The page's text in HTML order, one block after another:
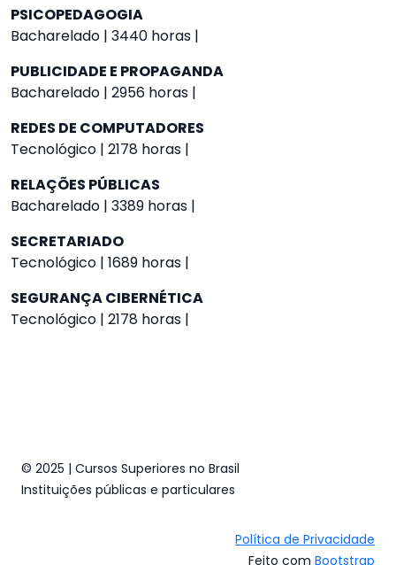
PSICOPEDAGOGIA
Bacharelado | 3440 horas |
PUBLICIDADE E PROPAGANDA
Bacharelado | 2956 horas |
REDES DE COMPUTADORES
Tecnológico | 2178 horas |
RELAÇÕES PÚBLICAS
Bacharelado | 3389 horas |
SECRETARIADO
Tecnológico | 1689 horas |
SEGURANÇA CIBERNÉTICA
Tecnológico | 2178 horas |
© 2025 | Cursos Superiores no Brasil
Instituições públicas e particulares
Política de Privacidade
Feito com Bootstrap